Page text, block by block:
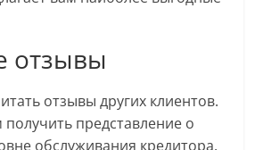
отзывы
отзывы других клиентов.
представление о
обслуживания кредитора.